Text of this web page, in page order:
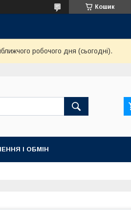
Кошик
робочого дня (сьогодні).
І ОБМІН